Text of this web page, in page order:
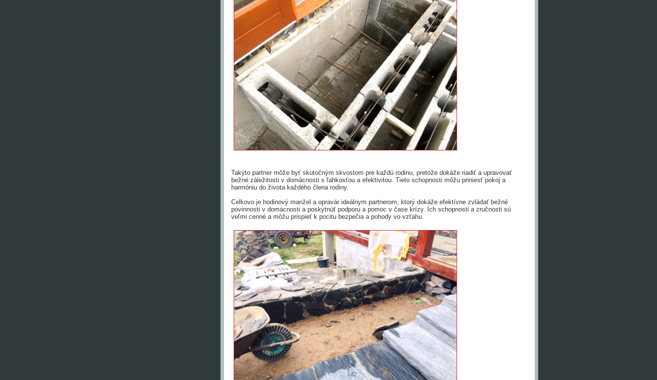
Takýto partner môže byť skutočným skvostom pre každú rodinu, pretože dokáže riadiť a upravovať
bežné záležitosti v domácnosti s ľahkosťou a efektivitou. Tieto schopnosti môžu priniesť pokoj a
harmóniu do života každého člena rodiny.
Celkovo je hodinový manžel a opravár ideálnym partnerom, ktorý dokáže efektívne zvládať bežné
povinnosti v domácnosti a poskytnúť podporu a pomoc v čase krízy. Ich schopnosti a zručnosti sú
veľmi cenné a môžu prispieť k pocitu bezpečia a pohody vo vzťahu.